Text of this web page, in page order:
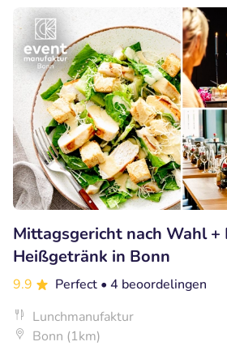
Mittagsgericht nach Wahl +
Heißgetränk in Bonn
9.9 Perfect • 4 beoordelingen
Lunchmanufaktur
Bonn (1km)